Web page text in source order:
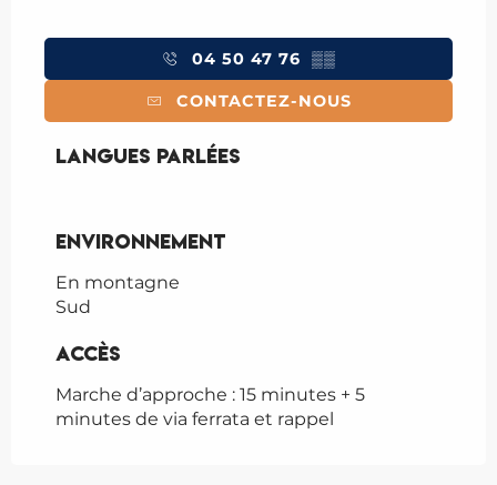
04 50 47 76 ▒▒
CONTACTEZ-NOUS
Langues parlées
Langues parlées
Environnement
Environnement
En montagne
Sud
Accès
Accès
Marche d’approche : 15 minutes + 5
minutes de via ferrata et rappel